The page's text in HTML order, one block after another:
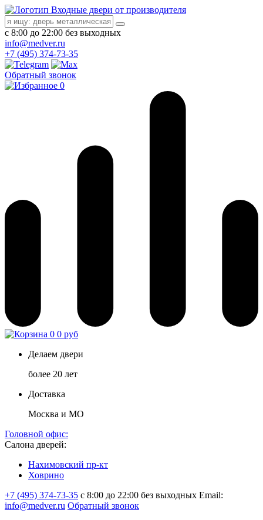
Входные двери от производителя
с 8:00 до 22:00 без выходных
info@medver.ru
+7 (495) 374-73-35
Обратный звонок
0
0 0 руб
Делаем двери
более 20 лет
Доставка
Москва и МО
Головной офис:
Салона дверей:
Нахимовский пр-кт
Ховрино
+7 (495) 374-73-35 с 8:00 до 22:00 без выходных Email:
info@medver.ru Обратный звонок